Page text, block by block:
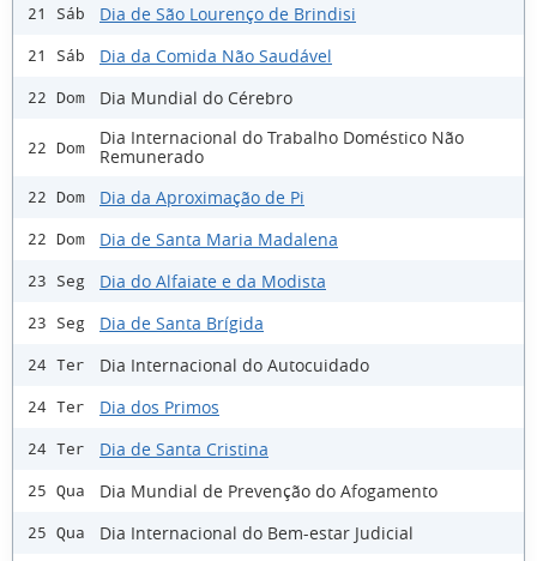
21 Sáb Dia de São Lourenço de Brindisi
21 Sáb Dia da Comida Não Saudável
22 Dom Dia Mundial do Cérebro
22 Dom
Dia Internacional do Trabalho Doméstico Não
Remunerado
22 Dom Dia da Aproximação de Pi
22 Dom Dia de Santa Maria Madalena
23 Seg Dia do Alfaiate e da Modista
23 Seg Dia de Santa Brígida
24 Ter Dia Internacional do Autocuidado
24 Ter Dia dos Primos
24 Ter Dia de Santa Cristina
25 Qua Dia Mundial de Prevenção do Afogamento
25 Qua Dia Internacional do Bem-estar Judicial